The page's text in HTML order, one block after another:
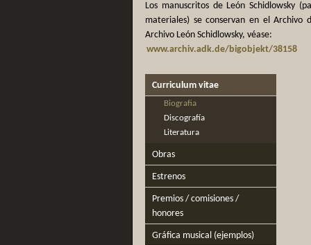
Los manuscritos de León Schidlowsky
materiales) se conservan en el
Archivo León Schidlowsky, véase:
www.archiv.adk.de/bigobjekt/38158
Curriculum vitae
Biografia
Discografía
Literatura
Obras
Estrenos
Premios / comisiones /
honores
Gráfica musical (ejemplos)